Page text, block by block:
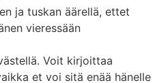
ja tuskan äärellä, ettet
vieressään
Voit kirjoittaa
et voi sitä enää hänelle